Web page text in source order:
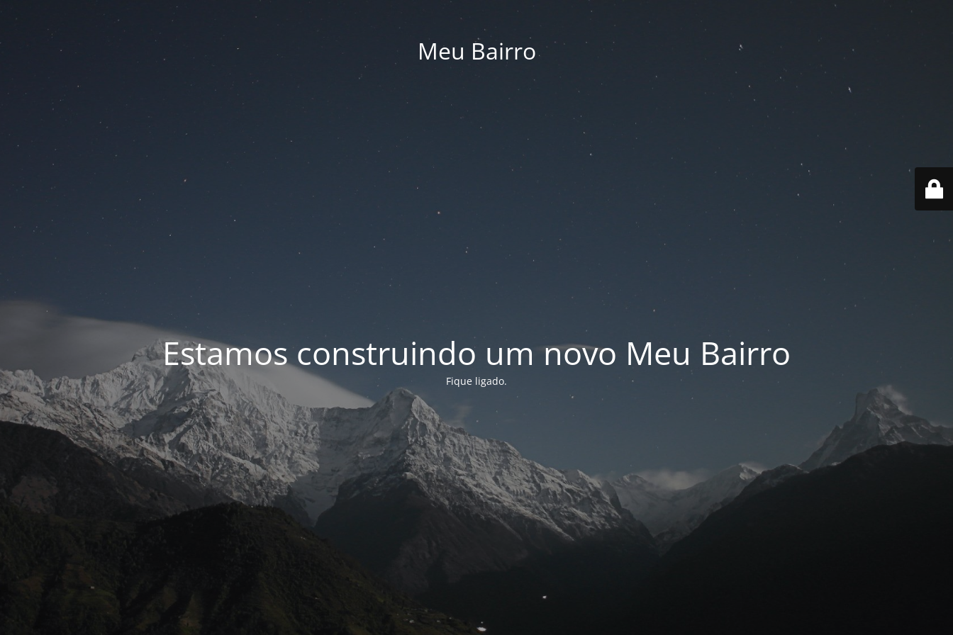
Meu Bairro
Estamos construindo um novo Meu Bairro
Fique ligado.